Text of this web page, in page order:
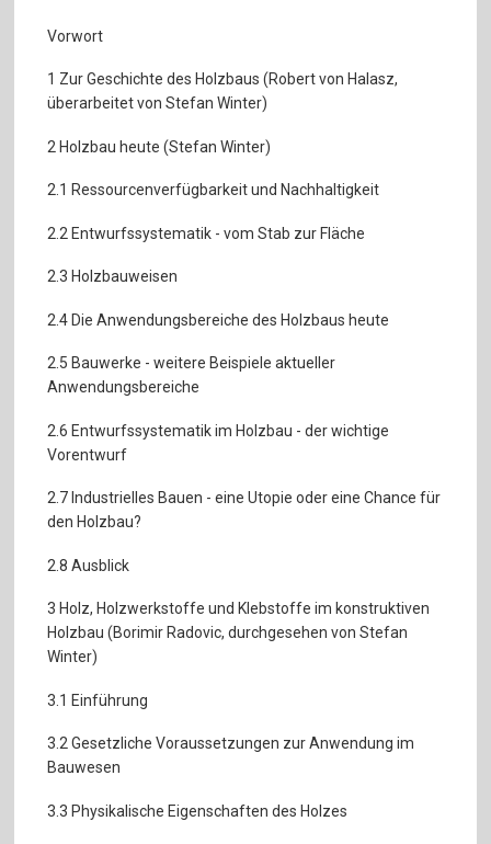
Vorwort
1 Zur Geschichte des Holzbaus (Robert von Halasz,
überarbeitet von Stefan Winter)
2 Holzbau heute (Stefan Winter)
2.1 Ressourcenverfügbarkeit und Nachhaltigkeit
2.2 Entwurfssystematik - vom Stab zur Fläche
2.3 Holzbauweisen
2.4 Die Anwendungsbereiche des Holzbaus heute
2.5 Bauwerke - weitere Beispiele aktueller
Anwendungsbereiche
2.6 Entwurfssystematik im Holzbau - der wichtige
Vorentwurf
2.7 Industrielles Bauen - eine Utopie oder eine Chance für
den Holzbau?
2.8 Ausblick
3 Holz, Holzwerkstoffe und Klebstoffe im konstruktiven
Holzbau (Borimir Radovic, durchgesehen von Stefan
Winter)
3.1 Einführung
3.2 Gesetzliche Voraussetzungen zur Anwendung im
Bauwesen
3.3 Physikalische Eigenschaften des Holzes